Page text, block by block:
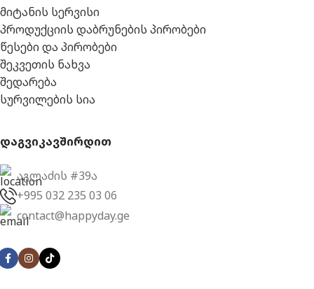
მიტანის სერვისი
პროდუქციის დაბრუნების პირობები
წესები და პირობები
შეკვეთის ნახვა
შედარება
სურვილების სია
დაგვიკავშირდით
აგლაძის #39ა
+995 032 235 03 06
contact@happyday.ge